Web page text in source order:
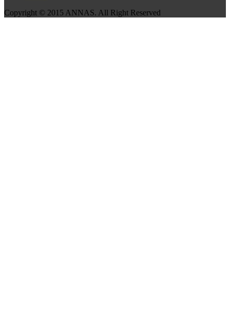
Copyright © 2015 ANNAS. All Right Reserved